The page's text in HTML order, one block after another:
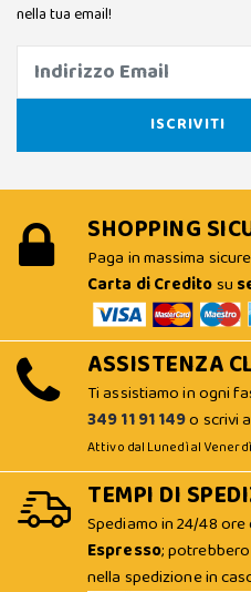
nella tua email!
SHOPPING
Paga in massima
Carta di Creditosu
ASSISTENZA
Ti assistiamo in ogni
349 11 91 149o scrivi a
Attivo dal Lunedì al
TEMPI DI
Spediamo in 24/48
Espresso;
nella spedizione in